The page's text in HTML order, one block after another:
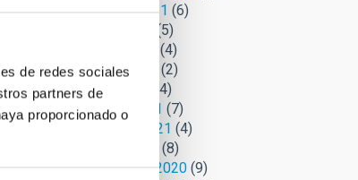
de redes sociales
partners de
proporcionado o
Agosto 2021 (6)
(5)
(4)
Mayo 2021
(2)
Abril 2021
(4)
Marzo 2021 (7)
Febrero 2021 (4)
(8)
Diciembre 2020(9)